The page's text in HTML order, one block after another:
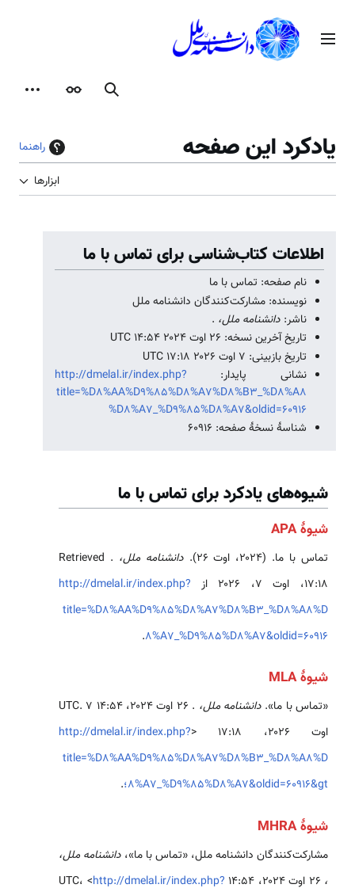
محتوامنوی اصلی
جستجوظاهر
یادکرد این صفحه
راهنما
ابزارها
اطلاعات کتاب‌شناسی برای تماس با ما
نام صفحه: تماس با ما
نویسنده: مشارکت‌کنندگان دانشنامه ملل
ناشر:دانشنامه ملل، .
تاریخ آخرین نسخه: ۲۶ اوت ۲۰۲۴ ‏۱۴:۵۴ UTC
تاریخ بازبینی: ۷ اوت ۲۰۲۶ ‏۱۷:۱۸ UTC
نشانی پایدار: http://dmelal.ir/index.php?
title=%D8%AA%D9%85%D8%A7%D8%B3_%D8%A8
%D8%A7_%D9%85%D8%A7&oldid=60916
شناسهٔ نسخهٔ صفحه: 60916
شیوه‌های یادکرد برای تماس با ما
شیوهٔ APA
تماس با ما. (۲۰۲۴، اوت ۲۶). دانشنامه ملل،
. Retrieved
http://dmelal.ir/index.php?
title=%D8%AA%D9%85%D8%A7%D8%B3_%D8%A8%D
8%A7_%D9%85%D8%A7&oldid=60916
.
شیوهٔ MLA
«تماس با ما».دانشنامه ملل،
. ۲۶ اوت ۲۰۲۴، ‏۱۴:۵۴ UTC. ۷
اوت ۲۰۲۶، ‏۱۷:۱۸ <
http://dmelal.ir/index.php?
title=%D8%AA%D9%85%D8%A7%D8%B3_%D8%A8%D
8%A7_%D9%85%D8%A7&oldid=60916&gt؛ .
شیوهٔ MHRA
مشارکت‌کنندگان دانشنامه ملل، «تماس با ما»، دانشنامه ملل،
،
http://dmelal.ir/index.php?